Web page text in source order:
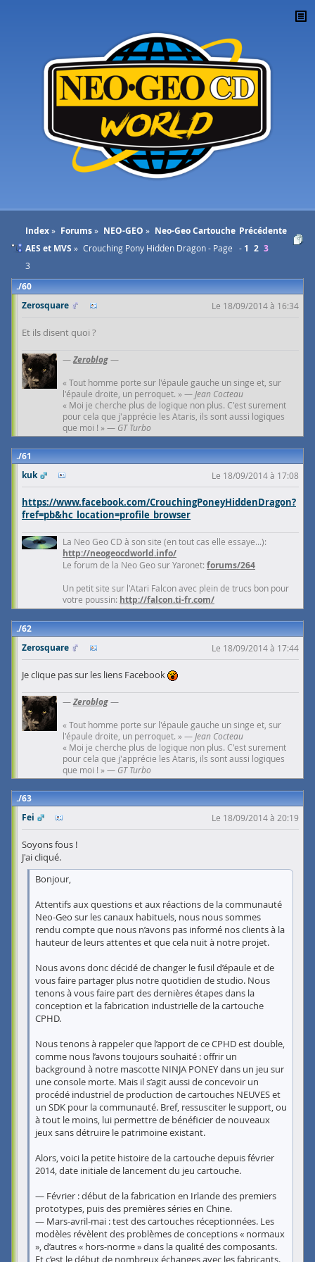
Index Forums NEO-GEO
Neo-Geo Cartouche
AES et MVS
Crouching Pony Hidden Dragon - Page
3
Précédente
1 2 3
60
Zerosquare
Le 18/09/2014 à 16:34
Et ils disent quoi ?
—Zeroblog—
« Tout homme porte sur l'épaule gauche un singe et, sur
l'épaule droite, un perroquet. » —Jean Cocteau
« Moi je cherche plus de logique non plus. C'est surement
pour cela que j'apprécie les Ataris, ils sont aussi logiques
que moi ! » — GT Turbo
61
kuk
Le 18/09/2014 à 17:08
https://www.facebook.com/CrouchingPoneyHiddenDragon?
fref=pb&hc_location=profile_browser
La Neo Geo CD à son site (en tout cas elle essaye...):
http://neogeocdworld.info/
Le forum de la Neo Geo sur Yaronet: forums/264
Un petit site sur l'Atari Falcon avec plein de trucs bon pour
votre poussin: http://falcon.ti-fr.com/
62
Zerosquare
Le 18/09/2014 à 17:44
Je clique pas sur les liens Facebook
—Zeroblog—
« Tout homme porte sur l'épaule gauche un singe et, sur
l'épaule droite, un perroquet. » —Jean Cocteau
« Moi je cherche plus de logique non plus. C'est surement
pour cela que j'apprécie les Ataris, ils sont aussi logiques
que moi ! » — GT Turbo
63
Fei
Le 18/09/2014 à 20:19
Soyons fous !
J'ai cliqué.
Bonjour,
Attentifs aux questions et aux réactions de la communauté
Neo-Geo sur les canaux habituels, nous nous sommes
rendu compte que nous n’avons pas informé nos clients à la
hauteur de leurs attentes et que cela nuit à notre projet.
Nous avons donc décidé de changer le fusil d’épaule et de
vous faire partager plus notre quotidien de studio. Nous
tenons à vous faire part des dernières étapes dans la
conception et la fabrication industrielle de la cartouche
CPHD.
Nous tenons à rappeler que l’apport de ce CPHD est double,
comme nous l’avons toujours souhaité : offrir un
background à notre mascotte NINJA PONEY dans un jeu sur
une console morte. Mais il s’agit aussi de concevoir un
procédé industriel de production de cartouches NEUVES et
un SDK pour la communauté. Bref, ressusciter le support, ou
à tout le moins, lui permettre de bénéficier de nouveaux
jeux sans détruire le patrimoine existant.
Alors, voici la petite histoire de la cartouche depuis février
2014, date initiale de lancement du jeu cartouche.
— Février : début de la fabrication en Irlande des premiers
prototypes, puis des premières séries en Chine.
— Mars-avril-mai : test des cartouches réceptionnées. Les
modèles révèlent des problèmes de conceptions « normaux
», d’autres « hors-norme » dans la qualité des composants.
Et c’est le début de nombreux échanges avec les fabricants.